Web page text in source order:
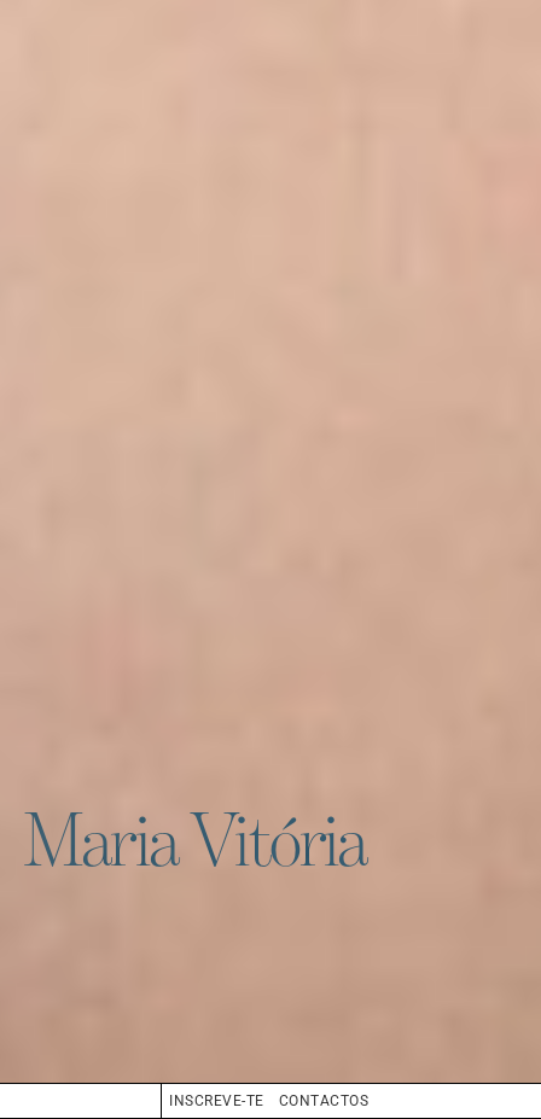
Maria Vitória
INSCREVE-TE CONTACTOS